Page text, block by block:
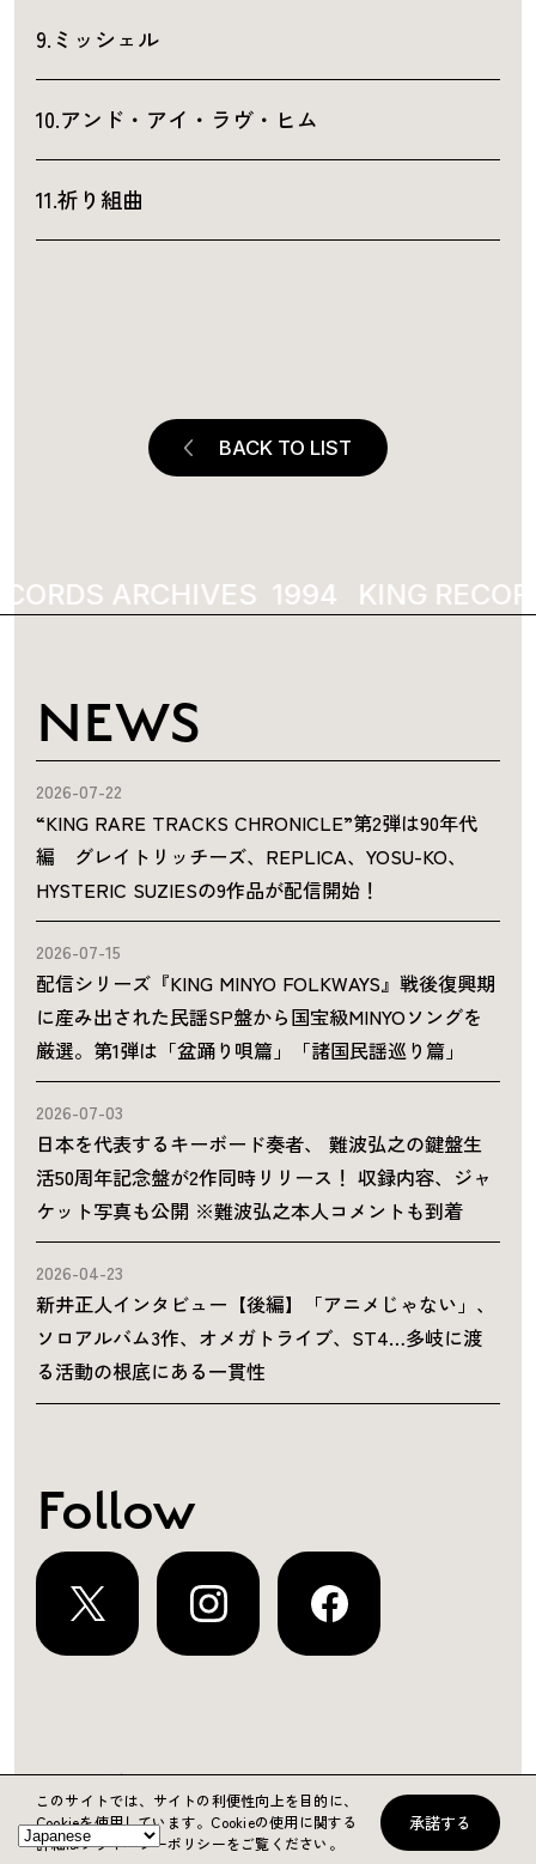
9.ミッシェル
10.アンド・アイ・ラヴ・ヒム
11.祈り組曲
BACK TO LIST
ARCHIVES 1994 KING
NEWS
2026-07-22
“KING RARE TRACKS CHRONICLE”第2弾は90年代
編 グレイトリッチーズ、REPLICA、YOSU-KO、
HYSTERIC SUZIESの9作品が配信開始！
2026-07-15
配信シリーズ『KING MINYO FOLKWAYS』戦後復興期
に産み出された民謡SP盤から国宝級MINYOソングを
厳選。第1弾は「盆踊り唄篇」「諸国民謡巡り篇」
2026-07-03
日本を代表するキーボード奏者、 難波弘之の鍵盤生
活50周年記念盤が2作同時リリース！ 収録内容、ジャ
ケット写真も公開 ※難波弘之本人コメントも到着
2026-04-23
新井正人インタビュー【後編】「アニメじゃない」、
ソロアルバム3作、オメガトライブ、ST4…多岐に渡
る活動の根底にある一貫性
Follow
運営会社 プライバシーポリシー お問い合わせ
Copyright ©2024 KING RECORDS
このサイトでは、サイトの利便性向上を目的に、
Cookieを使用しています。Cookieの使用に関する
詳細はプライバシーポリシーをご覧ください。
承諾する